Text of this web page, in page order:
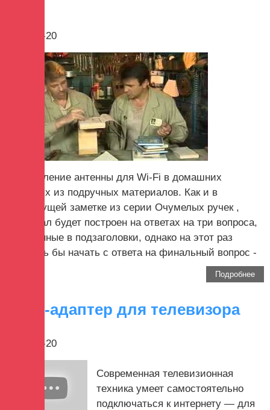
2017-12-20
Изготовление антенны для Wi-Fi в домашних
условиях из подручных материалов. Как и в
предыдущей заметке из серии Очумелых ручек ,
материал будет построен на ответах на три вопроса,
вынесенные в подзаголовки, однако на этот раз
хотелось бы начать с ответа на финальный вопрос -
Подробнее
Wi-Fi-адаптер для телевизора
2017-12-20
Современная телевизионная
техника умеет самостоятельно
подключаться к интернету — для